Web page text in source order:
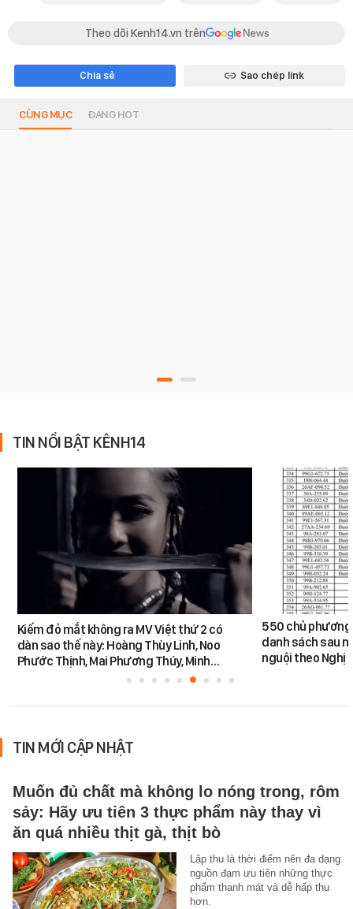
Theo dõi Kenh14.vn trên
Chia sẻ Sao chép link
CÙNG MỤC ĐANG HOT
TIN NỔI BẬT KÊNH14
Kiếm đỏ mắt không ra MV Việt thứ 2 có
dàn sao thế này: Hoàng Thùy Linh, Noo
Phước Thịnh, Mai Phương Thúy, Minh…
550 chủ
danh sách sau
nguội theo Nghị
TIN MỚI CẬP NHẬT
Muốn đủ chất mà không lo nóng trong, rôm
sảy: Hãy ưu tiên 3 thực phẩm này thay vì
ăn quá nhiều thịt gà, thịt bò
Lập thu là thời điểm nên đa dạng
nguồn đạm ưu tiên những thực
phẩm thanh mát và dễ hấp thu
hơn.